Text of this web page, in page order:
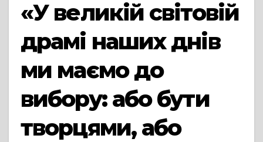
«У великій світовій
драмі наших днів
ми маємо до
вибору: або бути
творцями, або